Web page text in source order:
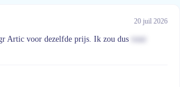
20 juil 2026
Artic voor dezelfde prijs. Ik zou dus